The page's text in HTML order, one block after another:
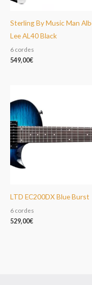
Sterling By Music Man
Lee AL40 Black
6 cordes
549,00€
LTD EC200DX Blue Burst
6 cordes
529,00€